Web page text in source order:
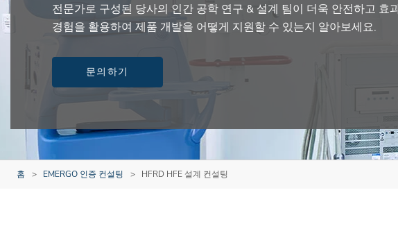
전문가로 구성된 당사의 인간 공학 연구 & 설계 팀이 더욱 안전하고 효
경험을 활용하여 제품 개발을 어떻게 지원할 수 있는지 알아보세요.
문의하기
홈 EMERGO 인증 컨설팅 HFRD HFE 설계 컨설팅